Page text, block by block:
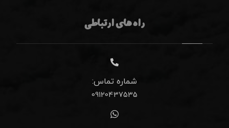
راه های ارتباطی
شماره تماس:
09120437535